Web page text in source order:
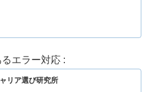
エラー対応 :
リア選び研究所